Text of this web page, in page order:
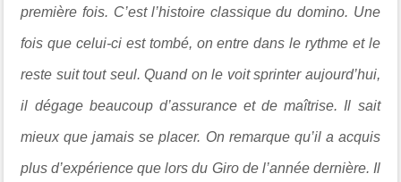
première fois. C’est l’histoire classique du domino. Une
fois que celui-ci est tombé, on entre dans le rythme et le
reste suit tout seul. Quand on le voit sprinter aujourd’hui,
il dégage beaucoup d’assurance et de maîtrise. Il sait
mieux que jamais se placer. On remarque qu’il a acquis
plus d’expérience que lors du Giro de l’année dernière. Il